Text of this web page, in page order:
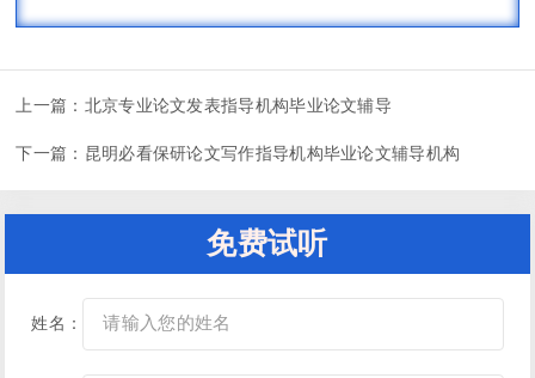
上一篇： 北京专业论文发表指导机构毕业论文辅导
下一篇： 昆明必看保研论文写作指导机构毕业论文辅导机构
免费试听
姓名：